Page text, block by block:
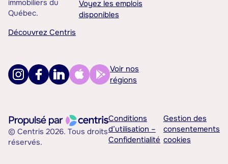
immobiliers du
Québec.
Découvrez Centris
Voyez les emplois
disponibles
Voir nos
régions
© Centris 2026. Tous droits
réservés.
Conditions
d’utilisation –
Confidentialité
Gestion des
consentements
cookies